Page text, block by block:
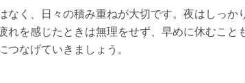
なく、日々の積み重ねが大切です。夜はしっか
れを感じたときは無理をせず、早めに休むこと
つなげていきましょう。